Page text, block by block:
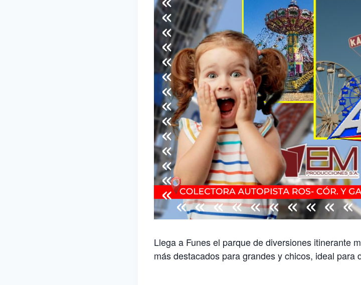
Llega a Funes el parque de diversiones itinerante
más destacados para grandes y chicos, ideal para